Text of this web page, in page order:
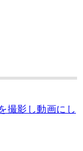
撮影し動画にし